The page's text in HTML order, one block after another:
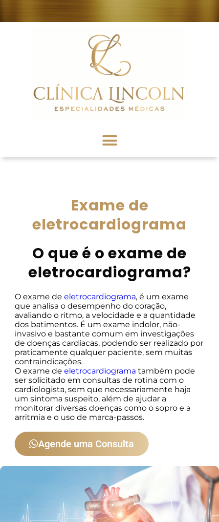
Exame de
eletrocardiograma
O que é o exame de
eletrocardiograma?
O exame de eletrocardiograma, é um exame
que analisa o desempenho do coração,
avaliando o ritmo, a velocidade e a quantidade
dos batimentos. É um exame indolor, não-
invasivo e bastante comum em investigações
de doenças cardíacas, podendo ser realizado por
praticamente qualquer paciente, sem muitas
contraindicações.
O exame de eletrocardiograma também pode
ser solicitado em consultas de rotina com o
cardiologista, sem que necessariamente haja
um sintoma suspeito, além de ajudar a
monitorar diversas doenças como o sopro e a
arritmia e o uso de marca-passos.
Agende uma Consulta